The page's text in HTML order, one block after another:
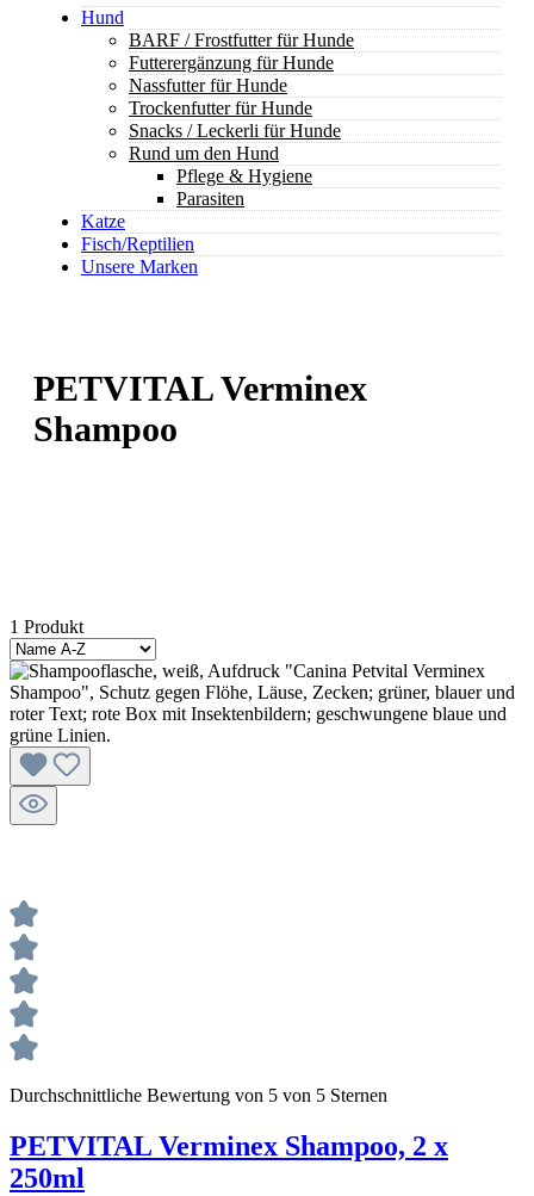
Hund
BARF / Frostfutter für Hunde
Futterergänzung für Hunde
Nassfutter für Hunde
Trockenfutter für Hunde
Snacks / Leckerli für Hunde
Rund um den Hund
Pflege & Hygiene
Parasiten
Katze
Fisch/Reptilien
Unsere Marken
PETVITAL Verminex
Shampoo
1 Produkt
Durchschnittliche Bewertung von 5 von 5 Sternen
PETVITAL Verminex Shampoo, 2 x
250ml